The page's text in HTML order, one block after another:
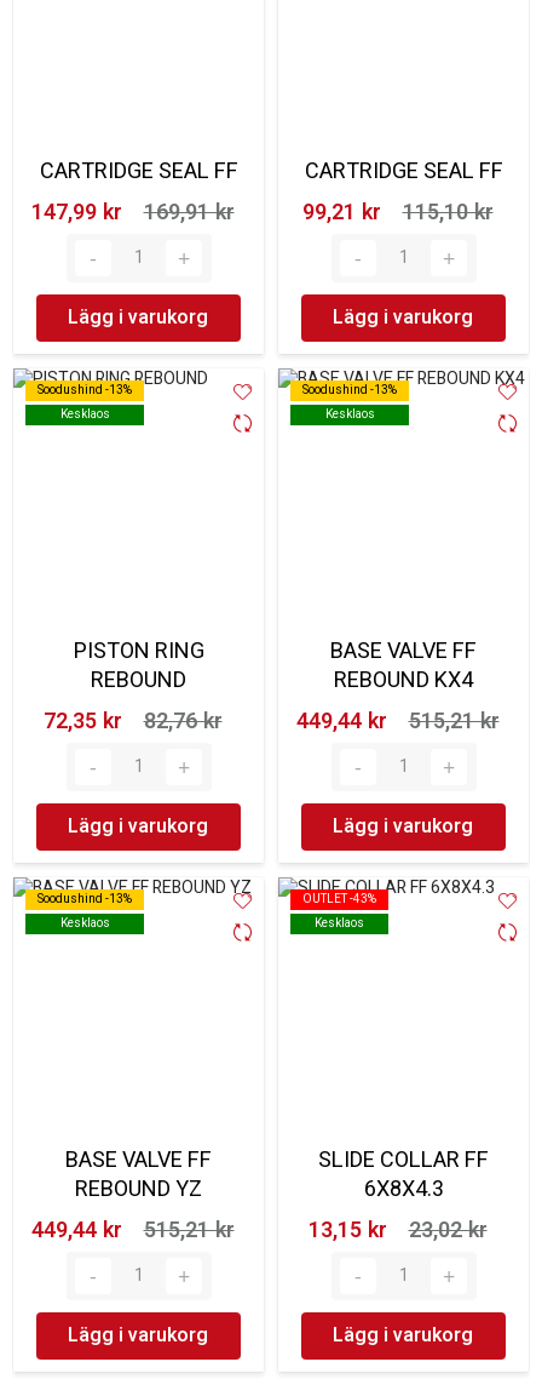
CARTRIDGE SEAL FF
147,99 kr‎
169,91 kr‎
Lägg i varukorg
CARTRIDGE SEAL FF
99,21 kr‎
115,10 kr‎
Lägg i varukorg
Soodushind -13%
Kesklaos
Soodushind -13%
Kesklaos
PISTON RING
REBOUND
72,35 kr‎
82,76 kr‎
Lägg i varukorg
Soodushind -13%
Kesklaos
Soodushind -13%
Kesklaos
BASE VALVE FF
REBOUND KX4
449,44 kr‎
515,21 kr‎
Lägg i varukorg
Soodushind -13%
Kesklaos
Soodushind -13%
Kesklaos
BASE VALVE FF
REBOUND YZ
449,44 kr‎
515,21 kr‎
Lägg i varukorg
OUTLET -43%
Kesklaos
OUTLET -43%
Kesklaos
SLIDE COLLAR FF
6X8X4.3
13,15 kr‎
23,02 kr‎
Lägg i varukorg